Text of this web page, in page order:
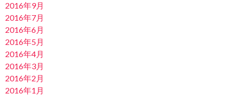
2016年9月
2016年7月
2016年6月
2016年5月
2016年4月
2016年3月
2016年2月
2016年1月